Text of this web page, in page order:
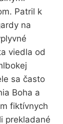
Patril k
na
viedla od
sa často
Boha a
fiktívnych
prekladané